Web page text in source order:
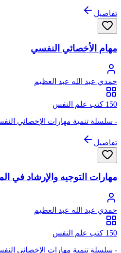
تفاصيل
مهام الأخصائي النفسي
حمدي عبد الله عبد العظيم
150 كتب علم النفس
- سلسلة تنمية مهارات الإخصائي
تفاصيل
مهارات التوجيه والإرشاد في
حمدي عبد الله عبد العظيم
150 كتب علم النفس
- سلسلة تنمية مهارات الإخصائي